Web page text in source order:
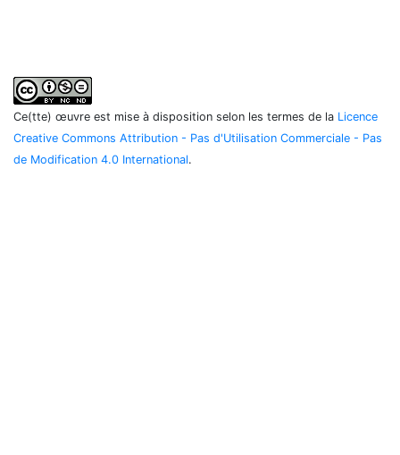
Ce(tte) œuvre est mise à disposition selon les termes de la Licence
Creative Commons Attribution - Pas d'Utilisation Commerciale - Pas
de Modification 4.0 International.